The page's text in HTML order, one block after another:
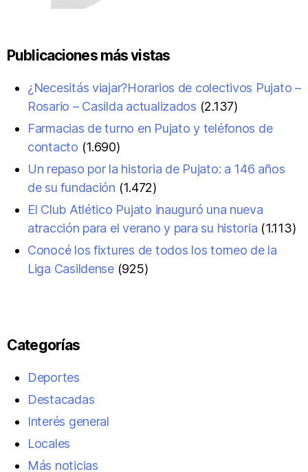
Publicaciones más vistas
¿Necesitás viajar?Horarios de colectivos Pujato –
Rosario – Casilda actualizados (2.137)
Farmacias de turno en Pujato y teléfonos de
contacto (1.690)
Un repaso por la historia de Pujato: a 146 años
de su fundación (1.472)
El Club Atlético Pujato inauguró una nueva
atracción para el verano y para su historia (1.113)
Conocé los fixtures de todos los torneo de la
Liga Casildense (925)
Categorías
Deportes
Destacadas
Interés general
Locales
Más noticias